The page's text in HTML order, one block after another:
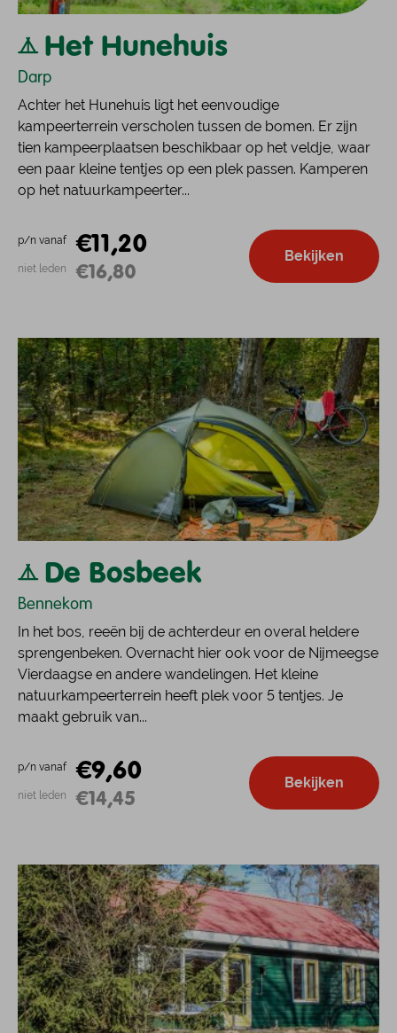
Het Hunehuis
Darp
Achter het Hunehuis ligt het eenvoudige
kampeerterrein verscholen tussen de bomen. Er zijn
tien kampeerplaatsen beschikbaar op het veldje, waar
een paar kleine tentjes op een plek passen. Kamperen
op het natuurkampeerter...
p/n vanaf €11,20
niet leden €16,80
Bekijken
De Bosbeek
Bennekom
In het bos, reeën bij de achterdeur en overal heldere
sprengenbeken. Overnacht hier ook voor de Nijmeegse
Vierdaagse en andere wandelingen. Het kleine
natuurkampeerterrein heeft plek voor 5 tentjes. Je
maakt gebruik van...
p/n vanaf €9,60
niet leden €14,45
Bekijken